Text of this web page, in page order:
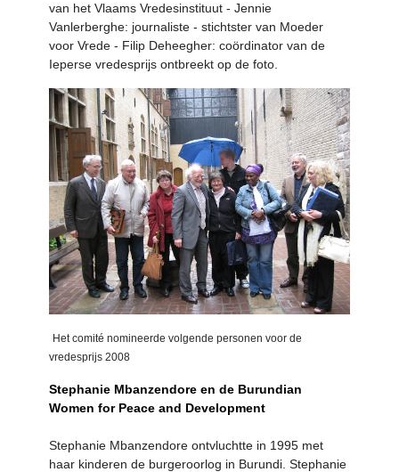
van het Vlaams Vredesinstituut - Jennie
Vanlerberghe: journaliste - stichtster van Moeder
voor Vrede - Filip Deheegher: coördinator van de
Ieperse vredesprijs ontbreekt op de foto.
Het comité nomineerde volgende personen voor de
vredesprijs 2008
Stephanie Mbanzendore en de Burundian
Women for Peace and Development
Stephanie Mbanzendore ontvluchtte in 1995 met
haar kinderen de burgeroorlog in Burundi. Stephanie